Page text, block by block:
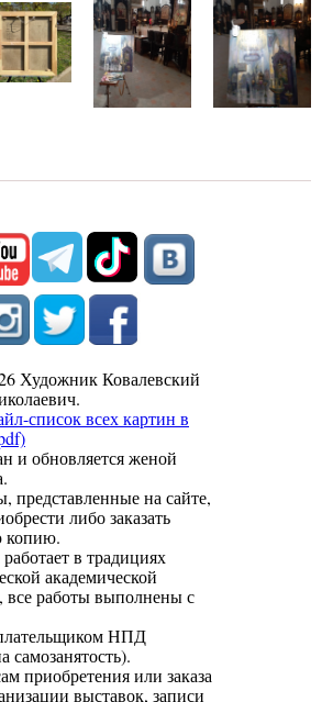
Художник Ковалевский
список всех картин в
и обновляется женой
представленные на сайте,
либо заказать
копию.
в традициях
академической
работы выполнены с
НПД
самозанятость).
приобретения или заказа
выставок, записи